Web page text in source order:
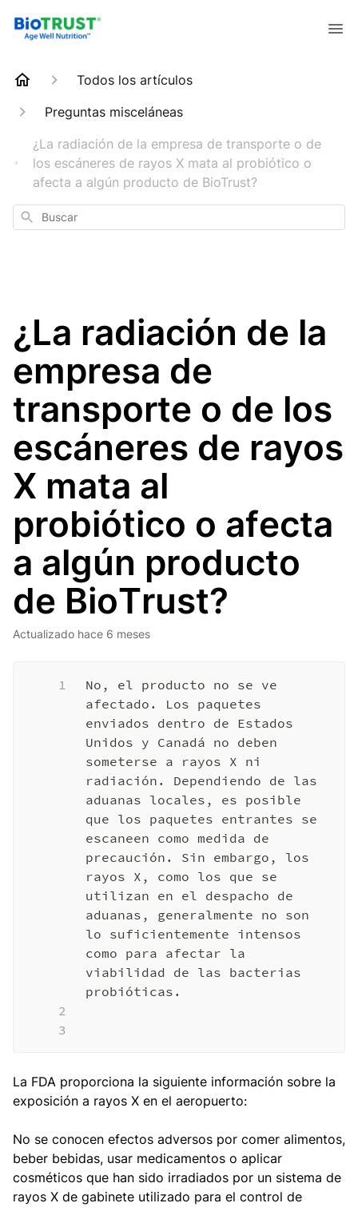
Todos los artículos
Preguntas misceláneas
¿La radiación de la empresa de transporte o de
los escáneres de rayos X mata al probiótico o
afecta a algún producto de BioTrust?
Buscar
¿La radiación de la
empresa de
transporte o de los
escáneres de rayos
X mata al
probiótico o afecta
a algún producto
de BioTrust?
Actualizado hace 6 meses
1
No, el producto no se ve
afectado. Los paquetes
enviados dentro de Estados
Unidos y Canadá no deben
someterse a rayos X ni
radiación. Dependiendo de las
aduanas locales, es posible
que los paquetes entrantes se
escaneen como medida de
precaución. Sin embargo, los
rayos X, como los que se
utilizan en el despacho de
aduanas, generalmente no son
lo suficientemente intensos
como para afectar la
viabilidad de las bacterias
probióticas.
2
3
La FDA proporciona la siguiente información sobre la
exposición a rayos X en el aeropuerto:
No se conocen efectos adversos por comer alimentos,
beber bebidas, usar medicamentos o aplicar
cosméticos que han sido irradiados por un sistema de
rayos X de gabinete utilizado para el control de